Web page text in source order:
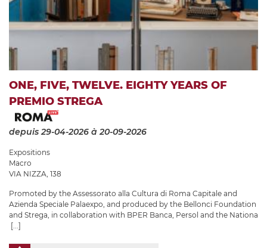
ONE, FIVE, TWELVE. EIGHTY YEARS OF
PREMIO STREGA
depuis 29-04-2026 à 20-09-2026
Expositions
Macro
VIA NIZZA, 138
Promoted by the Assessorato alla Cultura di Roma Capitale and
Azienda Speciale Palaexpo, and produced by the Bellonci Foundation
and Strega, in collaboration with BPER Banca, Persol and the Nationa
[...]